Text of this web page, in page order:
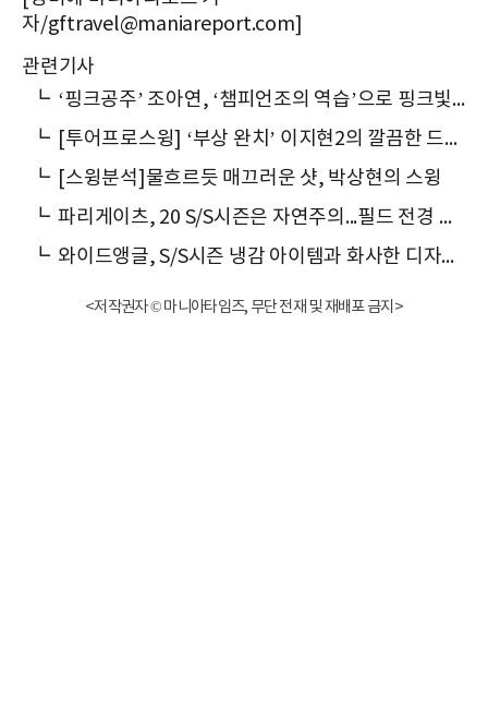
자/gftravel@maniareport.com]
관련기사
┗
‘핑크공주’ 조아연, ‘챔피언조의 역습’으로 핑크빛 예고
┗
[투어프로스윙] ‘부상 완치’ 이지현2의 깔끔한 드라이버 스윙
┗ [스윙분석]물흐르듯 매끄러운 샷, 박상현의 스윙
┗
파리게이츠, 20 S/S시즌은 자연주의...필드 전경 담은 패턴 공개
┗
와이드앵글, S/S시즌 냉감 아이템과 화사한 디자인 강화
<저작권자 © 마니아타임즈, 무단 전재 및 재배포 금지>